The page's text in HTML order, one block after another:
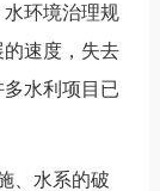
环境治理规
速度，失去
水利项目已
、水系的破